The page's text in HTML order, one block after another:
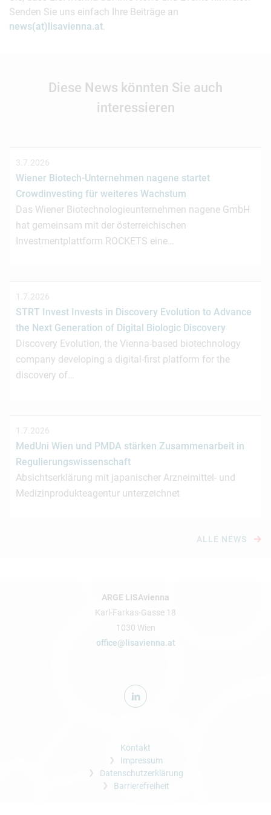
Senden Sie uns einfach Ihre Beiträge an
news(at)lisavienna.at.
Diese News könnten Sie auch
interessieren
3.7.2026
Wiener Biotech-Unternehmen nagene startet
Crowdinvesting für weiteres Wachstum
Das Wiener Biotechnologieunternehmen nagene GmbH
hat gemeinsam mit der österreichischen
Investmentplattform ROCKETS eine…
1.7.2026
STRT Invest Invests in Discovery Evolution to Advance
the Next Generation of Digital Biologic Discovery
Discovery Evolution, the Vienna-based biotechnology
company developing a digital-first platform for the
discovery of…
1.7.2026
MedUni Wien und PMDA stärken Zusammenarbeit in
Regulierungswissenschaft
Absichtserklärung mit japanischer Arzneimittel- und
Medizinprodukteagentur unterzeichnet
ALLE NEWS
ARGE LISAvienna
Karl-Farkas-Gasse 18
1030 Wien
office@lisavienna.at
Kontakt
Impressum
Datenschutzerklärung
Barrierefreiheit